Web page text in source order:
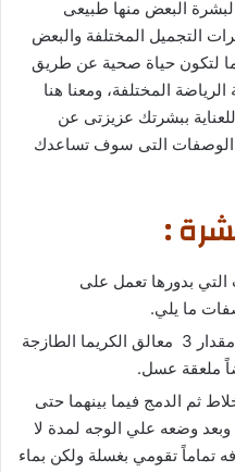
البعض منها طبيعى
التجميل المختلفة والبعض
لتكون حياة صحية عن طريق
المختلفة، ومعنا هنا
ببشرتك عزيزتى عن
الوصفات التى سوف تساعدك
:
بدورها تعمل على
ما يلي.
مقدار 3 معالق الكريما الطازجة
ملعقة عسل.
ثم الدمج فيما بينهما حتى
وضعه علي الوجه لمدة لا
تماماً تقومي بغسلة ولكن بماء